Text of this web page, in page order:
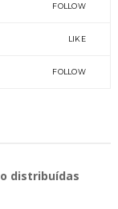
FOLLOW
LIKE
FOLLOW
distribuídas